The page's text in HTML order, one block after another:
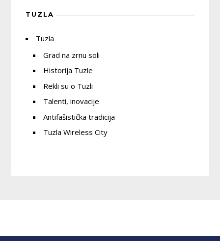
TUZLA
Tuzla
Grad na zrnu soli
Historija Tuzle
Rekli su o Tuzli
Talenti, inovacije
Antifašistička tradicija
Tuzla Wireless City